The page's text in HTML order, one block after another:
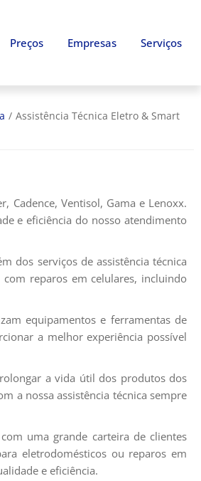
Preços Empresas Serviços
/ Assistência Técnica Eletro & Smart
Cadence, Ventisol, Gama e Lenoxx.
e eficiência do nosso atendimento
dos serviços de assistência técnica
reparos em celulares, incluindo
equipamentos e ferramentas de
a melhor experiência possível
a vida útil dos produtos dos
a nossa assistência técnica sempre
uma grande carteira de clientes
eletrodomésticos ou reparos em
e eficiência.